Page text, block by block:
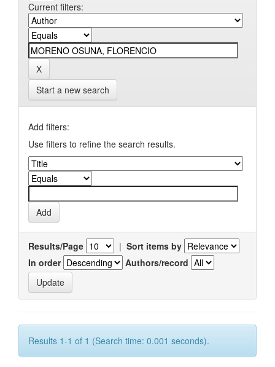
Current filters:
Start a new search
Add filters:
Use filters to refine the search results.
Results/Page | Sort items by
In order
Authors/record
Results 1-1 of 1 (Search time: 0.001 seconds).